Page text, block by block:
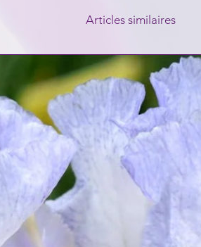
Articles similaires